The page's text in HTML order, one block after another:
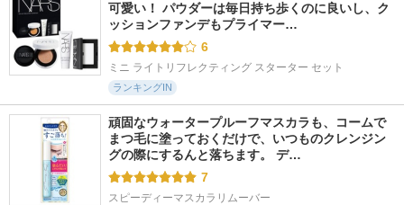
可愛い！ パウダーは毎日持ち歩くのに良いし、ク
ッションファンデもプライマー…
6
ミニ ライトリフレクティング スターター セット
ランキングIN
頑固なウォータープルーフマスカラも、コームで
まつ毛に塗っておくだけで、いつものクレンジン
グの際にするんと落ちます。 デ…
7
スピーディーマスカラリムーバー